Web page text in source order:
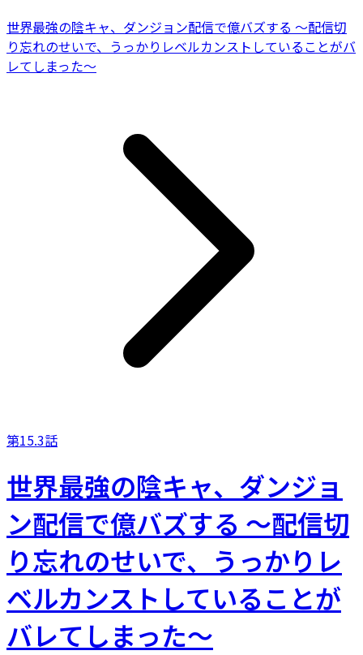
世界最強の陰キャ、ダンジョン配信で億バズする ～配信切
り忘れのせいで、うっかりレベルカンストしていることがバ
レてしまった～
第15.3話
世界最強の陰キャ、ダンジョ
ン配信で億バズする ～配信切
り忘れのせいで、うっかりレ
ベルカンストしていることが
バレてしまった～